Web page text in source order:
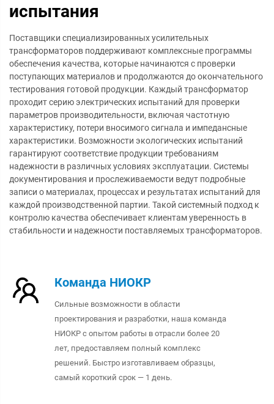
испытания
Поставщики специализированных усилительных
трансформаторов поддерживают комплексные программы
обеспечения качества, которые начинаются с проверки
поступающих материалов и продолжаются до окончательного
тестирования готовой продукции. Каждый трансформатор
проходит серию электрических испытаний для проверки
параметров производительности, включая частотную
характеристику, потери вносимого сигнала и импедансные
характеристики. Возможности экологических испытаний
гарантируют соответствие продукции требованиям
надежности в различных условиях эксплуатации. Системы
документирования и прослеживаемости ведут подробные
записи о материалах, процессах и результатах испытаний для
каждой производственной партии. Такой системный подход к
контролю качества обеспечивает клиентам уверенность в
стабильности и надежности поставляемых трансформаторов.
Команда НИОКР
Сильные возможности в области
проектирования и разработки, наша команда
НИОКР с опытом работы в отрасли более 20
лет, предоставляем полный комплекс
решений. Быстро изготавливаем образцы,
самый короткий срок — 1 день.